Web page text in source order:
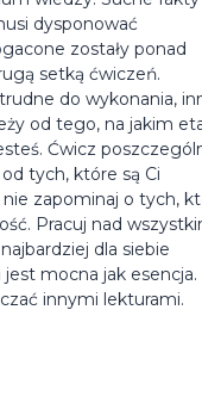
dysponować
zostały ponad
setką ćwiczeń.
do wykonania,
od tego, na jakim
Ćwicz
tych, które są Ci
nie zapominaj o tych,
Pracuj nad
dla siebie
mocna jak esencja.
innymi lekturami.